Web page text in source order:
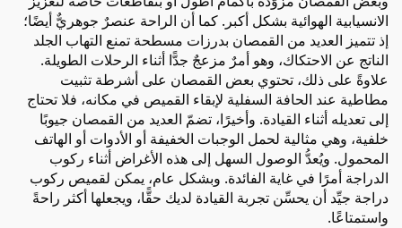
الانسيابية الهوائية بشكل أكبر. كما أن الراحة عنصرٌ جوهريٌّ أيضًا؛
إذ تتميز العديد من القمصان بدرزات مسطحة تمنع التهاب الجلد
الناتج عن الاحتكاك، وهو أمرٌ مزعجٌ جدًّا أثناء الرحلات الطويلة.
علاوةً على ذلك، تحتوي بعض القمصان على أشرطة تثبيت
مطاطية عند الحافة السفلية لإبقاء القميص في مكانه، فلا تحتاج
إلى تعديله أثناء القيادة. وأخيرًا، تضمّ العديد من القمصان جيوبًا
خلفية، وهي مثالية لحمل الوجبات الخفيفة أو الأدوات أو الهاتف
المحمول. ويُعدُّ الوصول السهل إلى هذه الأغراض أثناء ركوب
الدراجة أمرًا في غاية الفائدة. وبشكل عام، يمكن لقميص ركوب
دراجة جيِّد أن يحسِّن تجربة القيادة لديك حقًّا، ويجعلها أكثر راحةً
واستمتاعًا.